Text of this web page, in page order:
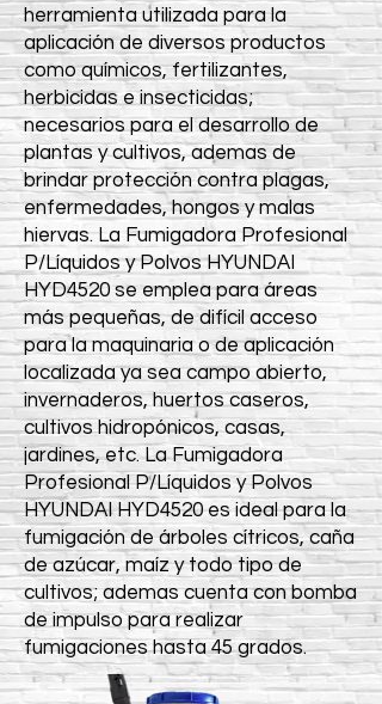
herramienta utilizada para la
aplicación de diversos productos
como químicos, fertilizantes,
herbicidas e insecticidas;
necesarios para el desarrollo de
plantas y cultivos, ademas de
brindar protección contra plagas,
enfermedades, hongos y malas
hiervas. La Fumigadora Profesional
P/Líquidos y Polvos HYUNDAI
HYD4520 se emplea para áreas
más pequeñas, de difícil acceso
para la maquinaria o de aplicación
localizada ya sea campo abierto,
invernaderos, huertos caseros,
cultivos hidropónicos, casas,
jardines, etc. La Fumigadora
Profesional P/Líquidos y Polvos
HYUNDAI HYD4520 es ideal para la
fumigación de árboles cítricos, caña
de azúcar, maíz y todo tipo de
cultivos; ademas cuenta con bomba
de impulso para realizar
fumigaciones hasta 45 grados.